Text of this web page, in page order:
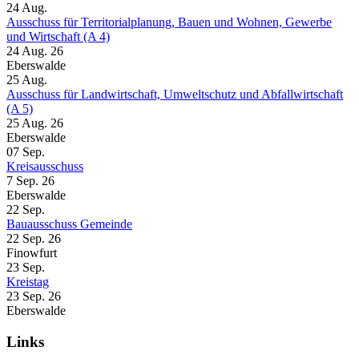
24 Aug.
Ausschuss für Territorialplanung, Bauen und Wohnen, Gewerbe
und Wirtschaft (A 4)
24 Aug. 26
Eberswalde
25 Aug.
Ausschuss für Landwirtschaft, Umweltschutz und Abfallwirtschaft
(A 5)
25 Aug. 26
Eberswalde
07 Sep.
Kreisausschuss
7 Sep. 26
Eberswalde
22 Sep.
Bauausschuss Gemeinde
22 Sep. 26
Finowfurt
23 Sep.
Kreistag
23 Sep. 26
Eberswalde
Links